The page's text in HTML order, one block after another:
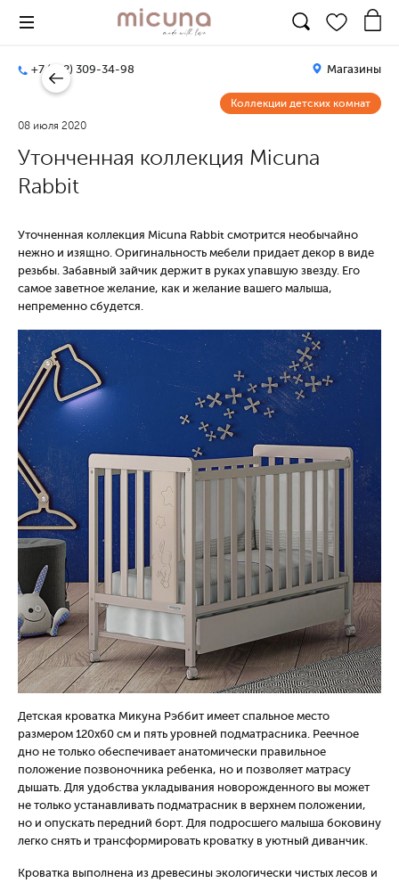
+7 (812) 309-34-98 Магазины
Коллекции детских комнат
08 июля 2020
Утонченная коллекция Micuna
Rabbit
Уточненная коллекция Micuna Rabbit смотрится необычайно
нежно и изящно. Оригинальность мебели придает декор в виде
резьбы. Забавный зайчик держит в руках упавшую звезду. Его
самое заветное желание, как и желание вашего малыша,
непременно сбудется.
Детская кроватка Микуна Рэббит имеет спальное место
размером 120х60 см и пять уровней подматрасника. Реечное
дно не только обеспечивает анатомически правильное
положение позвоночника ребенка, но и позволяет матрасу
дышать. Для удобства укладывания новорожденного вы может
не только устанавливать подматрасник в верхнем положении,
но и опускать передний борт. Для подросшего малыша боковину
легко снять и трансформировать кроватку в уютный диванчик.
Кроватка выполнена из древесины экологически чистых лесов и